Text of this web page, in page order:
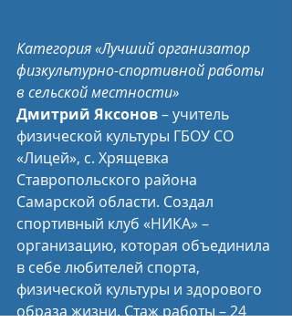
Категория «Лучший организатор
физкультурно-спортивной работы
в сельской местности»
Дмитрий Яксонов – учитель
физической культуры ГБОУ СО
«Лицей», с. Хрящевка
Ставропольского района
Самарской области. Создал
спортивный клуб «НИКА» –
организацию, которая объединила
в себе любителей спорта,
физической культуры и здорового
образа жизни. Стаж работы – 24